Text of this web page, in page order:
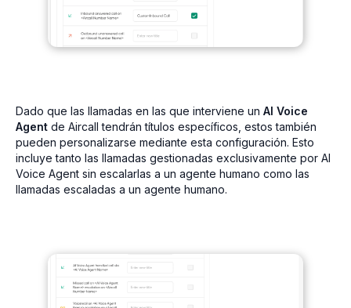
Dado que las llamadas en las que interviene un AI Voice
Agent de Aircall tendrán títulos específicos, estos también
pueden personalizarse mediante esta configuración. Esto
incluye tanto las llamadas gestionadas exclusivamente por AI
Voice Agent sin escalarlas a un agente humano como las
llamadas escaladas a un agente humano.